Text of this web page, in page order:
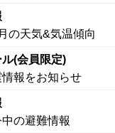
の天気&気温傾向
ル(会員限定)
報をお知らせ
の避難情報